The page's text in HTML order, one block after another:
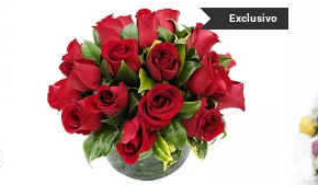
Exclusivo